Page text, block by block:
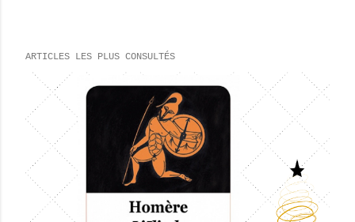
g
t
r
ARTICLES LES PLUS CONSULTÉS